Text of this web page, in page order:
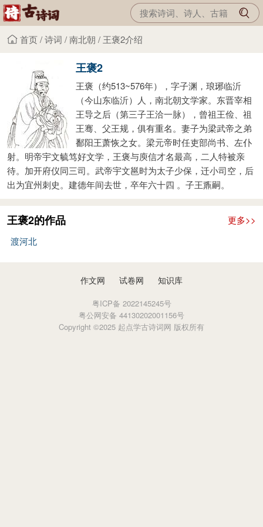
首页/诗词 /南北朝 / 王褒2介绍
王褒2
王褒（约513~576年），字子渊，琅琊临沂
（今山东临沂）人，南北朝文学家。东晋宰相
王导之后（第三子王洽一脉），曾祖王俭、祖
王骞、父王规，俱有重名。妻子为梁武帝之弟
鄱阳王萧恢之女。梁元帝时任吏部尚书、左仆
射。明帝宇文毓笃好文学，王褒与庾信才名最高，二人特被亲
待。加开府仪同三司。武帝宇文邕时为太子少保，迁小司空，后
出为宜州刺史。建德年间去世，卒年六十四 。子王鼒嗣。
王褒2的作品
更多>>
渡河北
作文网 试卷网 知识库
粤ICP备 2022145245号
粤公网安备 44130202001156号
Copyright ©2025 起点学古诗词网 版权所有